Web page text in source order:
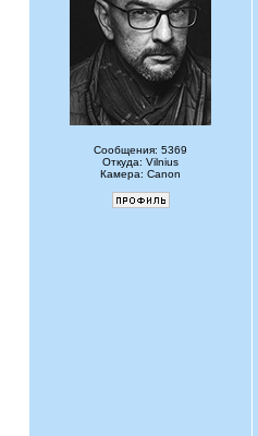
Сообщения: 5369
Откуда: Vilnius
Камера: Canon